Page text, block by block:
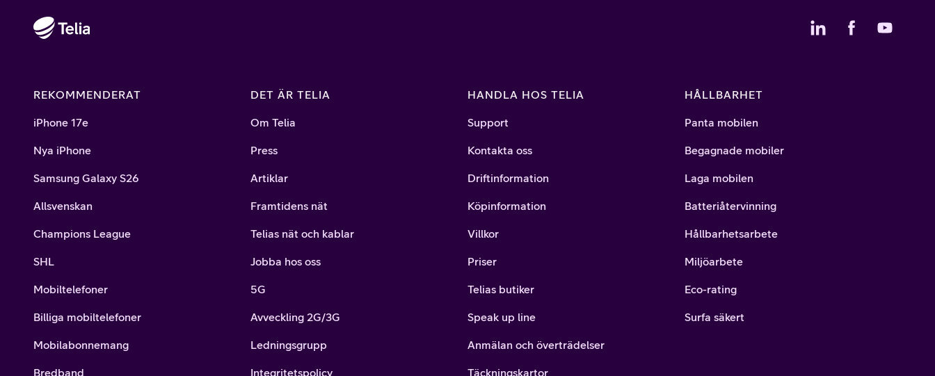
REKOMMENDERAT
iPhone 17e
Nya iPhone
Samsung Galaxy S26
Allsvenskan
Champions League
SHL
Mobiltelefoner
Billiga mobiltelefoner
Mobilabonnemang
Bredband
DET ÄR TELIA
Om Telia
Press
Artiklar
Framtidens nät
Telias nät och kablar
Jobba hos oss
5G
Avveckling 2G/3G
Ledningsgrupp
Integritetspolicy
HANDLA HOS TELIA
Support
Kontakta oss
Driftinformation
Köpinformation
Villkor
Priser
Telias butiker
Speak up line
Anmälan och överträdelser
Täckningskartor
HÅLLBARHET
Panta mobilen
Begagnade mobiler
Laga mobilen
Batteriåtervinning
Hållbarhetsarbete
Miljöarbete
Eco-rating
Surfa säkert